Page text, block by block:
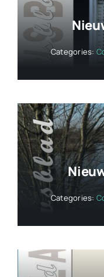
Categories:
Categories: